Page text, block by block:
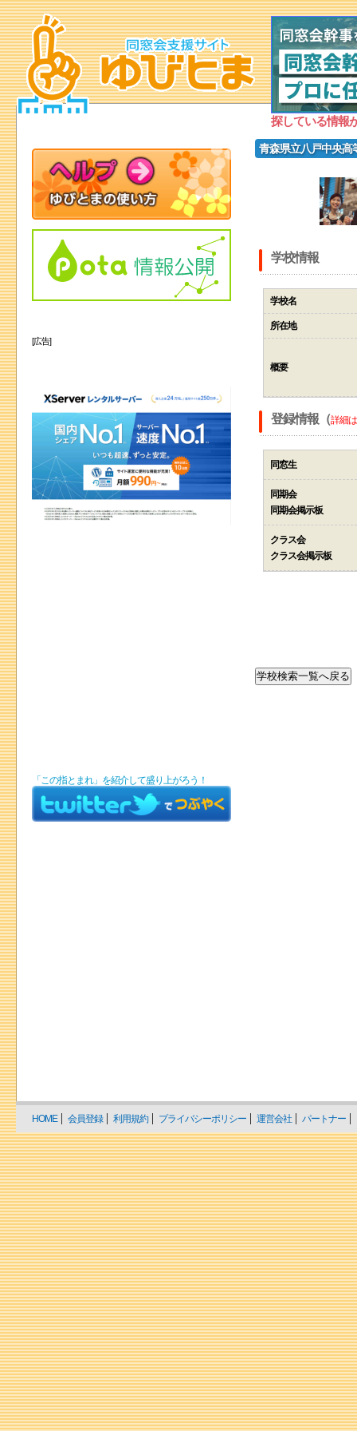
探している情報
青森県立八戸中央高
学校情報
学校名
所在地
概要
登録情報（詳細
同窓生
同期会
同期会掲示板
クラス会
クラス会掲示板
[広告]
「この指とまれ」を紹介して盛り上がろう！
HOME 会員登録 利用規約 プライバシーポリシー 運営会社 パートナー